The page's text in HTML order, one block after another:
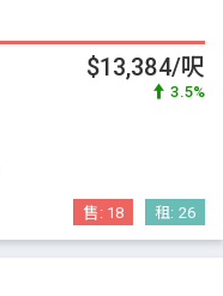
$13,384/呎
3.5%
售: 18 租: 26